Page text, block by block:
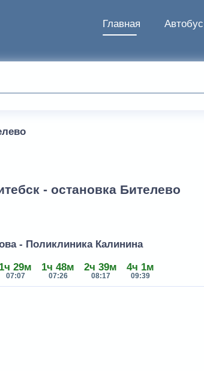
Главная Автобус
- остановка Бителево
- Поликлиника Калинина
1ч 29м
07:07
1ч 48м
07:26
2ч 39м
08:17
4ч 1м
09:39